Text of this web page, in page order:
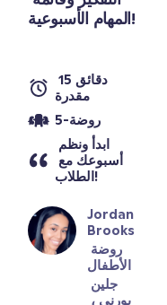
المهام الأسبوعية!
مقدرة
روضة-5
الطلاب!
Jordan
Brooks
الأطفال